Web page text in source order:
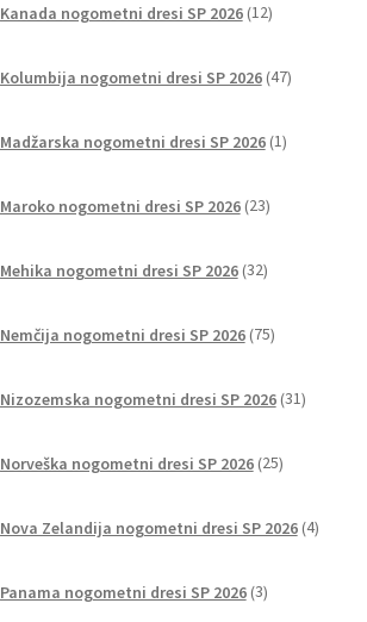
Kanada nogometni dresi SP 2026 12izdelkov
Kolumbija nogometni dresi SP 2026 47izdelkov
Madžarska nogometni dresi SP 2026 1izdelek
Maroko nogometni dresi SP 2026 23izdelkov
Mehika nogometni dresi SP 2026 32izdelkov
Nemčija nogometni dresi SP 2026 75izdelkov
Nizozemska nogometni dresi SP 2026 31izdelkov
Norveška nogometni dresi SP 2026 25izdelkov
Nova Zelandija nogometni dresi SP 2026 4izdelki
Panama nogometni dresi SP 2026 3izdelki